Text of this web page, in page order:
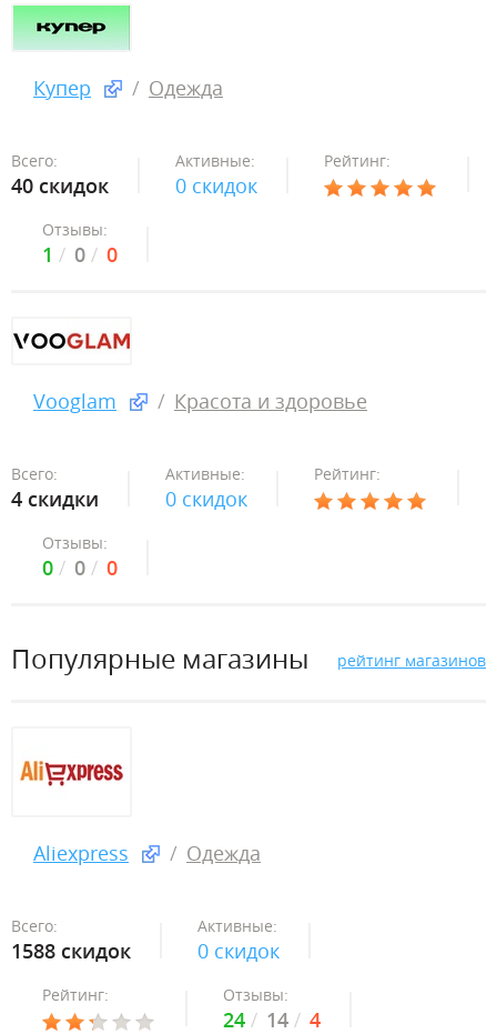
Купер Одежда
Всего:
40 скидок
Активные:
0 скидок
Рейтинг:
Отзывы:
1 0 0
Vooglam Красота и здоровье
Всего:
4 скидки
Активные:
0 скидок
Рейтинг:
Отзывы:
0 0 0
Популярные магазины рейтинг магазинов
Aliexpress Одежда
Всего:
1588 скидок
Активные:
0 скидок
Рейтинг: Отзывы:
24 14 4